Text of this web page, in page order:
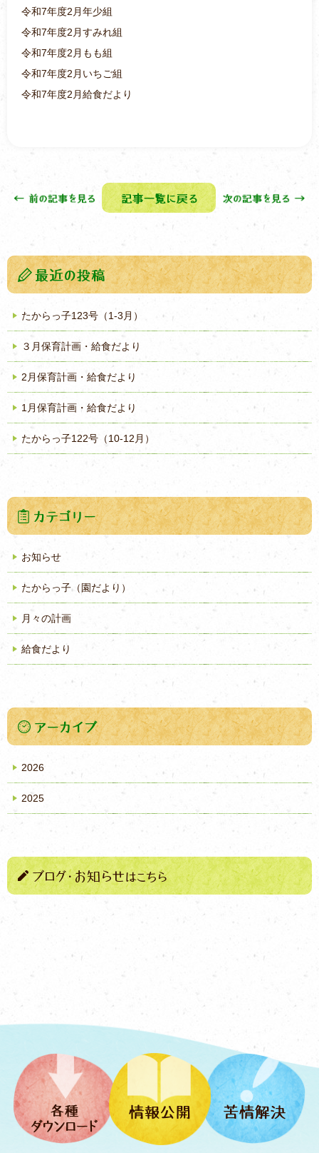
令和7年度2月年少組
令和7年度2月すみれ組
令和7年度2月もも組
令和7年度2月いちご組
令和7年度2月給食だより
たからっ子123号（1-3月）
３月保育計画・給食だより
2月保育計画・給食だより
1月保育計画・給食だより
たからっ子122号（10-12月）
お知らせ
たからっ子（園だより）
月々の計画
給食だより
2026
2025